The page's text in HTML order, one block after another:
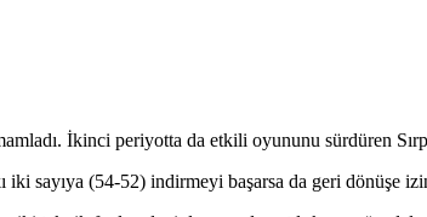
İkinci periyotta da etkili oyununu sürdüren
sayıya (54-52) indirmeyi başarsa da geri dönüşe